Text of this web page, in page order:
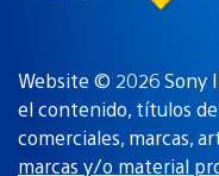
Website © 2026 Sony
el contenido, títulos
comerciales, marcas,
marcas y/o material